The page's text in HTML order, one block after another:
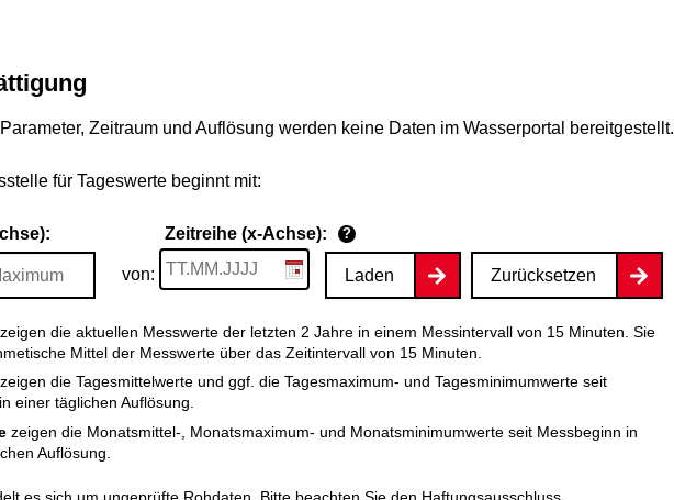
Zeitraum und Auflösung werden keine Daten im Wasserportal bereitgestellt.
für Tageswerte beginnt mit:
Zeitreihe (x-Achse): ?
von: Laden Zurücksetzen
die aktuellen Messwerte der letzten 2 Jahre in einem Messintervall von 15 Minuten. Sie
Mittel der Messwerte über das Zeitintervall von 15 Minuten.
die Tagesmittelwerte und ggf. die Tagesmaximum- und Tagesminimumwerte seit
einer täglichen Auflösung.
zeigen die Monatsmittel-, Monatsmaximum- und Monatsminimumwerte seit Messbeginn in
Auflösung.
es sich um ungeprüfte Rohdaten. Bitte beachten Sie den Haftungsausschluss.